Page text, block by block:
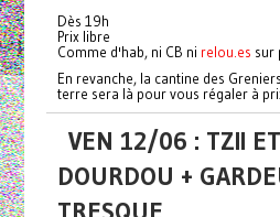
Dès 19h
Prix libre
Comme d'hab, ni CB ni relou.es sur
En revanche, la cantine des
terre sera là pour vous régaler à
VEN 12/06 : TZII
DOURDOU +